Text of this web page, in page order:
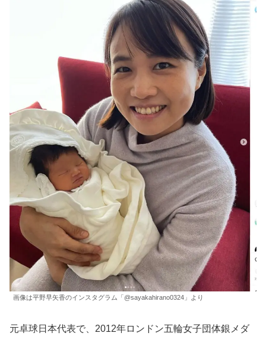
画像は平野早矢香のインスタグラム「@sayakahirano0324」より
元卓球日本代表で、2012年ロンドン五輪女子団体銀メダ